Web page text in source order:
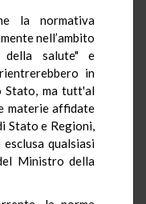
la normativa
nell’ambito
salute" e
in
Stato, ma tutt'al
materie affidate
Stato e Regioni,
qualsiasi
Ministro della